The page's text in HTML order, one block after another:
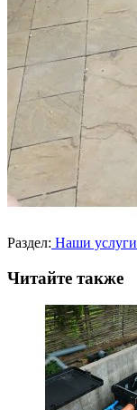
Раздел: Наши услуги
Читайте также